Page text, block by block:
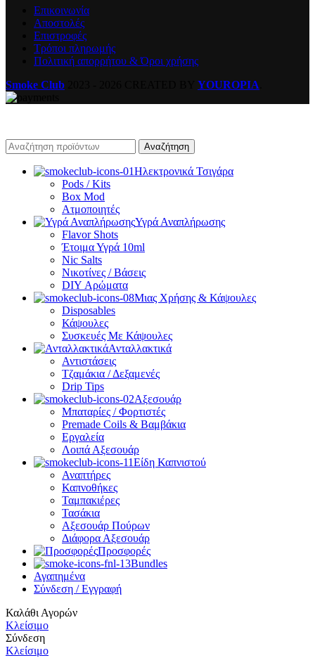
Επικοινωνία
Αποστολές
Επιστροφές
Τρόποι πληρωμής
Πολιτική απορρήτου & Όροι χρήσης
Smoke Club
YOUROPIA
Αναζήτηση
Ηλεκτρονικά Τσιγάρα
Pods / Kits
Box Mod
Ατμοποιητές
Υγρά Αναπλήρωσης
Flavor Shots
Έτοιμα Υγρά 10ml
Nic Salts
Νικοτίνες / Βάσεις
DIY Αρώματα
Μιας Χρήσης & Κάψουλες
Disposables
Κάψουλες
Συσκευές Με Κάψουλες
Ανταλλακτικά
Αντιστάσεις
Τζαμάκια / Δεξαμενές
Drip Tips
Αξεσουάρ
Μπαταρίες / Φορτιστές
Premade Coils & Βαμβάκια
Εργαλεία
Λοιπά Αξεσουάρ
Είδη Καπνιστού
Αναπτήρες
Καπνοθήκες
Ταμπακιέρες
Τασάκια
Αξεσουάρ Πούρων
Διάφορα Αξεσουάρ
Προσφορές
Bundles
Αγαπημένα
Σύνδεση / Εγγραφή
Καλάθι Αγορών
Κλείσιμο
Σύνδεση
Κλείσιμο